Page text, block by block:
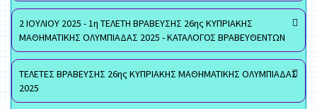
2 ΙΟΥΛΙΟΥ 2025 - 1η ΤΕΛΕΤΗ ΒΡΑΒΕΥΣΗΣ 26ης ΚΥΠΡΙΑΚΗΣ
ΜΑΘΗΜΑΤΙΚΗΣ ΟΛΥΜΠΙΑΔΑΣ 2025 - ΚΑΤΑΛΟΓΟΣ ΒΡΑΒΕΥΘΕΝΤΩΝ
ΤΕΛΕΤΕΣ ΒΡΑΒΕΥΣΗΣ 26ης ΚΥΠΡΙΑΚΗΣ ΜΑΘΗΜΑΤΙΚΗΣ ΟΛΥΜΠΙΑΔΑΣ
2025